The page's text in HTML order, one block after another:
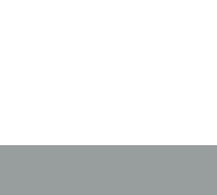
одно из первых мест в